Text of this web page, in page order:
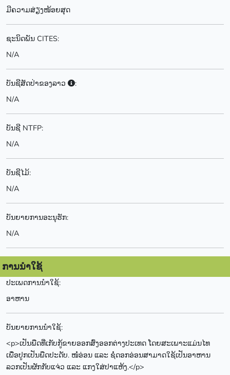
ມີຄວາມສ່ຽງໜ້ອຍສຸດ
ຊະນິດພັນ CITES:
N/A
ບັນຊີສັດປ່າຂອງລາວ
:
N/A
ບັນຊີ NTFP:
N/A
ບັນຊີໄມ້:
N/A
ບັນຍາຍການອະນຸຮັກ:
N/A
ການນຳໃຊ້
ປະເພດການນຳໃຊ້:
ອາຫານ
ບັນຍາຍການນຳໃຊ້:
<p>ເປັນພືດທີ່ເກັບກູ້ຂາຍອອກສົ່ງອອກຕ່າງປະເທດ ໂດຍສະເພາະແມ່ນໄທ
ເພື່ອປູກເປັນພືດປະດັບ. ໜໍ່ອ່ອນ ແລະ ຊໍ່ດອກອ່ອນສາມາດໃຊ້ເປັນອາຫານ
ລວກເປັນຜັກກັບແຈ່ວ ແລະ ແກງໃສ່ປາແຫ້ງ.</p>